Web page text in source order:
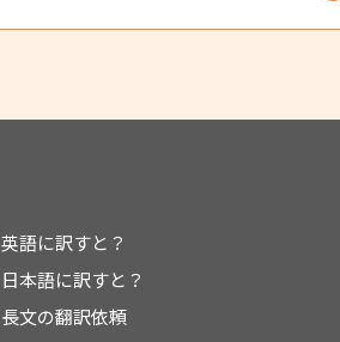
英語に訳すと？
日本語に訳すと？
長文の翻訳依頼